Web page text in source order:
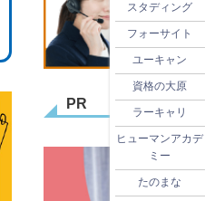
スタディング
フォーサイト
ユーキャン
資格の大原
ラーキャリ
ヒューマンアカデ
ミー
たのまな
PR